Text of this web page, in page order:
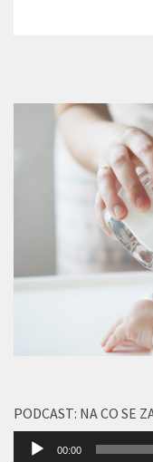
PODCAST: NA CO SE
Audio
00:00